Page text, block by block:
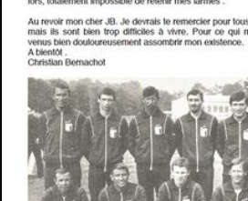
Rallye Citoyen
Janus National
Cross Ecoles
Réunions CA
AG